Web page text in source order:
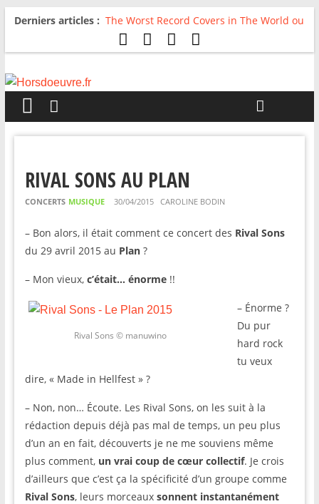
Derniers articles : The Worst Record Covers in The World ou
Comment rire du pire
Avril 2026 : C’est dans les vieux pots
For The First Time, Again : Tyler Ballgame
RIVAL SONS AU PLAN
CONCERTS MUSIQUE 30/04/2015 CAROLINE BODIN
– Bon alors, il était comment ce concert des Rival Sons
du 29 avril 2015 au Plan?
– Mon vieux, c’était… énorme!!
Rival Sons © manuwino
– Énorme ?
Du pur
hard rock
tu veux
dire, « Made in Hellfest » ?
– Non, non… Écoute. Les Rival Sons, on les suit à la
rédaction depuis déjà pas mal de temps, un peu plus
d’un an en fait, découverts je ne me souviens même
plus comment, un vrai coup de cœur collectif. Je crois
d’ailleurs que c’est ça la spécificité d’un groupe comme
Rival Sons, leurs morceaux sonnent instantanément